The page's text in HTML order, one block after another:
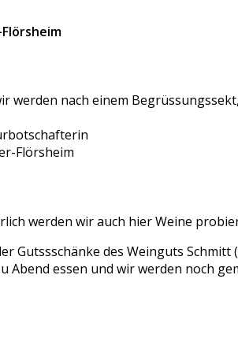
werden nach einem
Flörsheim
werden wir auch hier Weine
Gutssschänke des Weinguts Schmitt
essen und wir werden noch